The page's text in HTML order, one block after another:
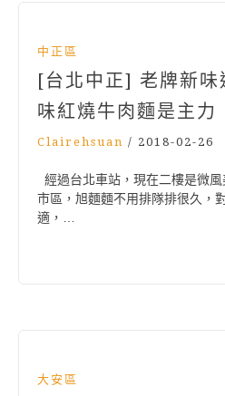
中正區
[台北中正] 老牌新味
味紅燒牛肉麵是主力
Clairehsuan / 2018-02-26
經過台北車站，現在二樓是微
市區，旭麵麵不用排隊排很久，
適，…
大安區